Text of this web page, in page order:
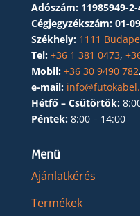
Adószám: 11985949-
Cégjegyzékszám: 01-
Székhely: 1111
Tel: +36 1 381 0473,
Mobil: +36 30 9490 782,
e-mail:
Hétfő – Csütörtök:
Péntek: 8:00 – 14:00
Menü
Ajánlatkérés
Termékek